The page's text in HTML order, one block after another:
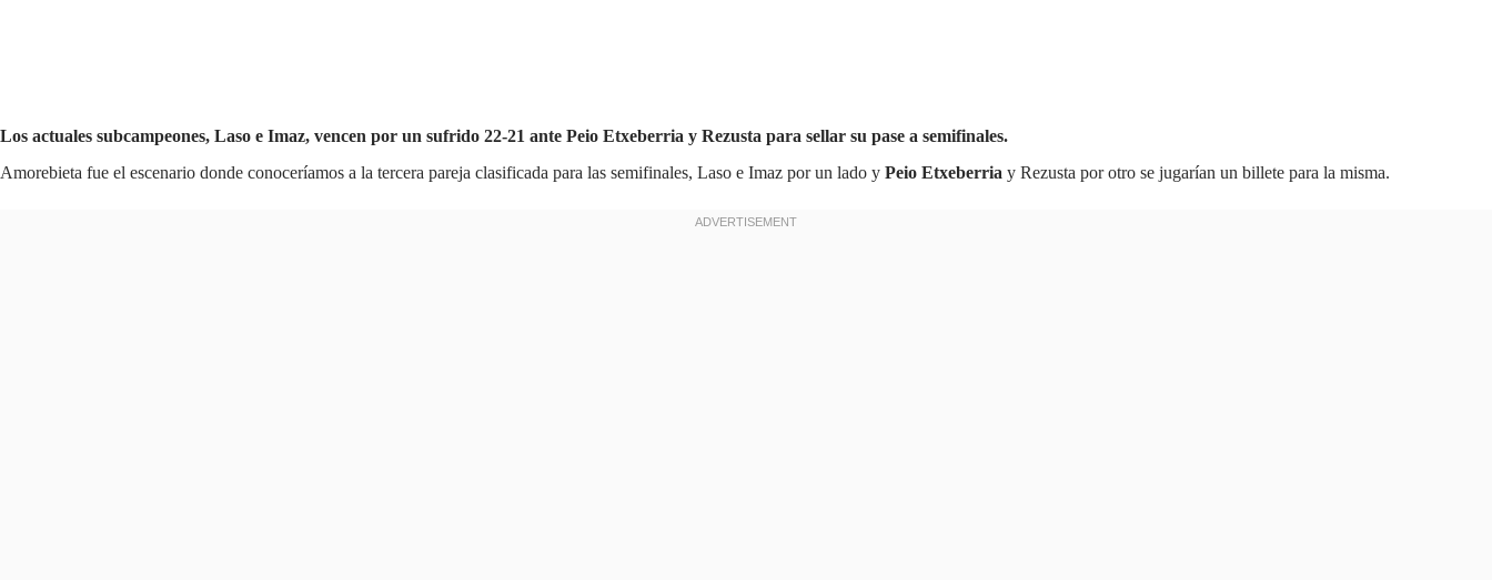
Los actuales subcampeones, Laso e Imaz, vencen por un sufrido 22-21 ante Peio Etxeberria y Rezusta para sellar su pase a semifinales.
Amorebieta fue el escenario donde conoceríamos a la tercera pareja clasificada para las semifinales, Laso e Imaz por un lado y Peio Etxeberria y Rezusta por otro se jugarían un billete para la misma.